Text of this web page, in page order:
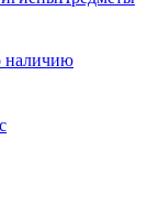
наличию